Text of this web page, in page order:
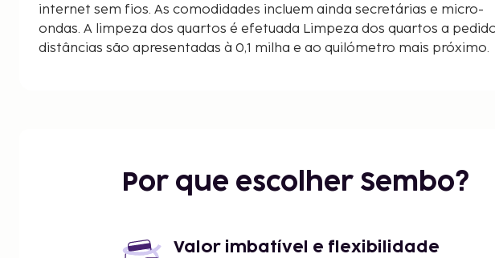
internet sem fios. As comodidades incluem ainda secretárias e micro-
ondas. A limpeza dos quartos é efetuada Limpeza dos quartos a
distâncias são apresentadas à 0,1 milha e ao quilómetro mais próximo.
Cartuxa de Buxheim - 3,3 km/2,1 mi
Iller - 6,1 km/3,8 mi
Museu da Arte Contemporânea - Diether Kunerth - 11,9 km/7,4 mi
Por que escolher Sembo?
Valor imbatível e flexibilidade